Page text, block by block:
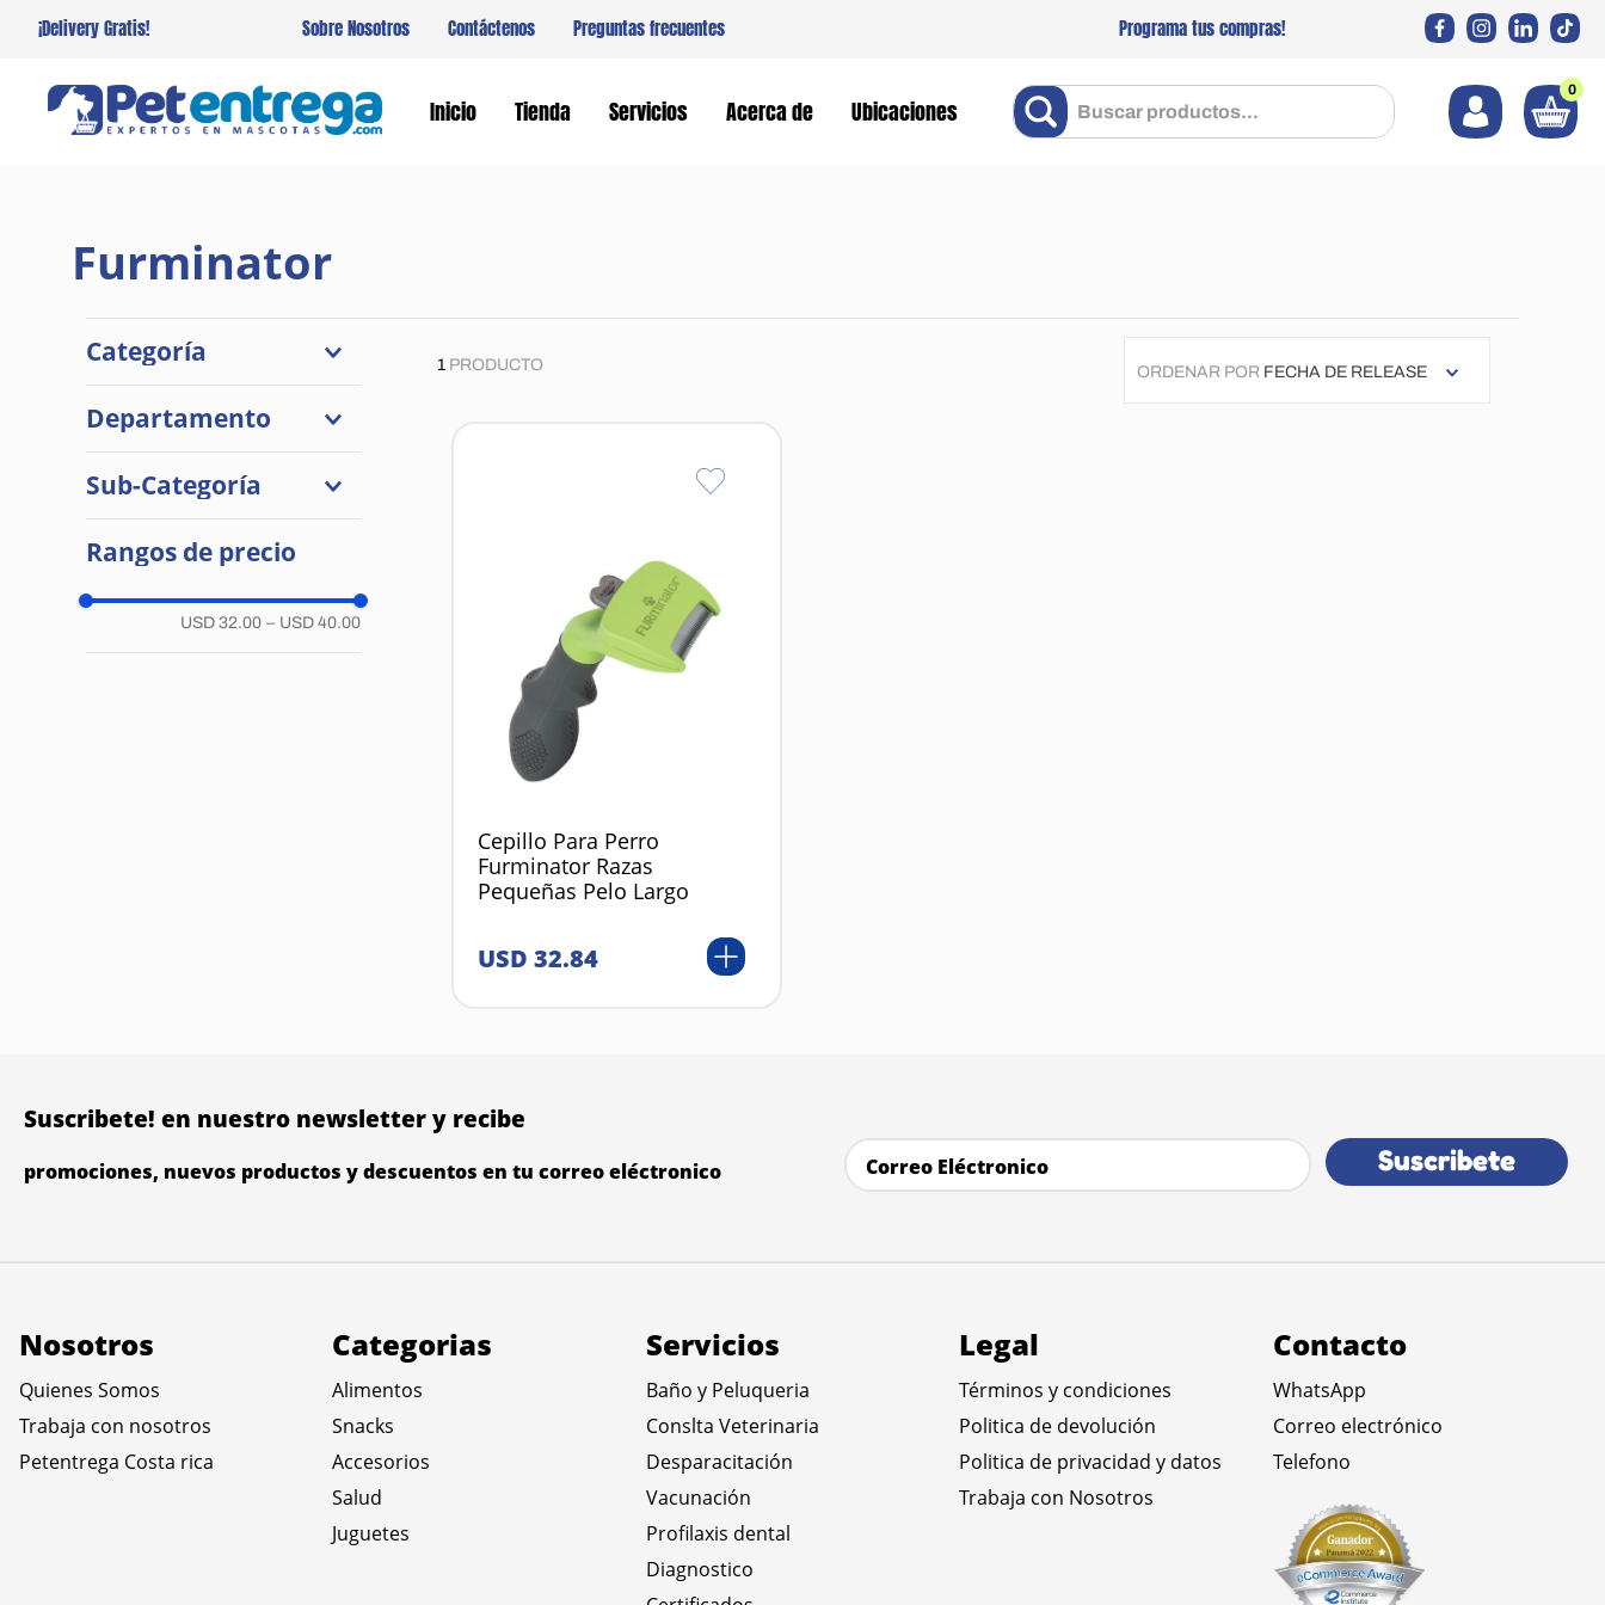
¡Delivery Gratis! Sobre Nosotros Contáctenos Preguntas frecuentes Programa tus compras!
Inicio Tienda Servicios Acerca de Ubicaciones
Buscar productos... 0
Furminator
Categoría
Departamento
Sub-Categoría
Rangos de precio
USD 32.00 – USD 40.00
1 PRODUCTO ORDENAR POR FECHA DE RELEASE
Cepillo Para Perro
Furminator Razas
Pequeñas Pelo Largo
USD 32.84
Suscribete! en nuestro newsletter y recibe
promociones, nuevos productos y descuentos en tu correo eléctronico Suscribete
Nosotros
Quienes Somos
Trabaja con nosotros
Petentrega Costa rica
Categorias
Alimentos
Snacks
Accesorios
Salud
Juguetes
Servicios
Baño y Peluqueria
Conslta Veterinaria
Desparacitación
Vacunación
Profilaxis dental
Diagnostico
Legal
Términos y condiciones
Politica de devolución
Politica de privacidad y datos
Trabaja con Nosotros
Contacto
WhatsApp
Correo electrónico
Telefono